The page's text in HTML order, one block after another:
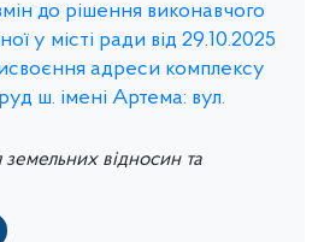
до рішення виконавчого
у місті ради від 29.10.2025
адреси комплексу
ш. імені Артема: вул.
земельних відносин та